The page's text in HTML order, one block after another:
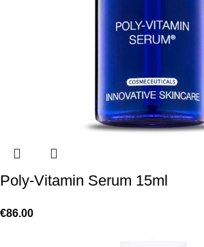
Poly-Vitamin Serum 15ml
€86.00